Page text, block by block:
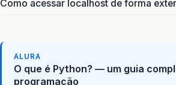
Como acessar localhost de forma
ALURA
O que é Python? — um guia
programação